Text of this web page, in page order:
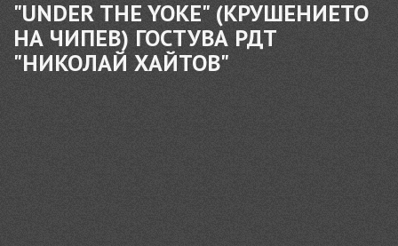
"UNDER THE YOKE" (КРУШЕНИЕТО
НА ЧИПЕВ) ГОСТУВА РДТ
"НИКОЛАЙ ХАЙТОВ"